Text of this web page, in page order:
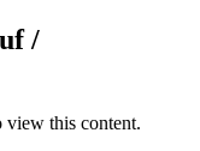
/
view this content.